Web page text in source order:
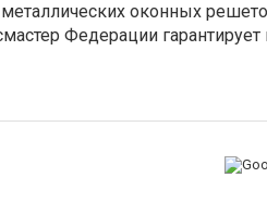
оконных
Федерации гарантирует